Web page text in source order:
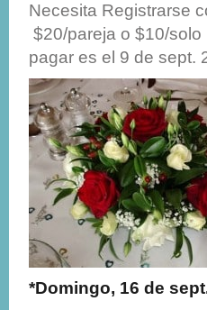
Necesita Registrarse
$20/pareja o $10/
pagar es el 9 de sept.
*Domingo, 16 de